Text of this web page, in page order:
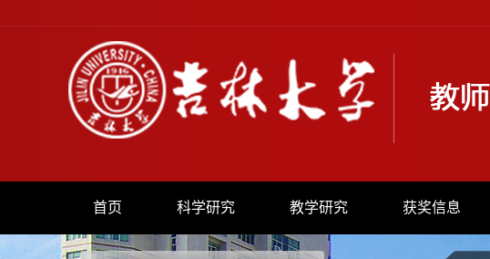
首页 科学研究 教学研究 获奖信息